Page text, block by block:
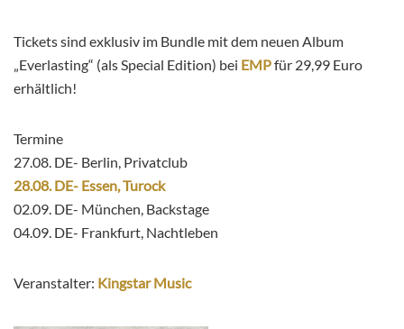
Tickets sind exklusiv im Bundle mit dem neuen Album
„Everlasting“ (als Special Edition) bei EMPfür 29,99 Euro
erhältlich!
Termine
27.08. DE- Berlin, Privatclub
28.08. DE- Essen, Turock
02.09. DE- München, Backstage
04.09. DE- Frankfurt, Nachtleben
Veranstalter: Kingstar Music